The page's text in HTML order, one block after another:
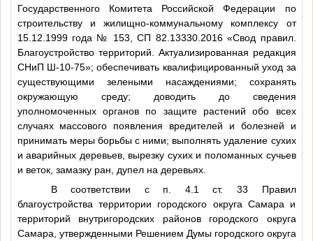
Государственного Комитета Российской Федерации по
строительству и жилищно-коммунальному комплексу от
15.12.1999 года № 153, СП 82.13330.2016 «Свод правил.
Благоустройство территорий. Актуализированная редакция
СНиП Ш-10-75»; обеспечивать квалифицированный уход за
существующими зелеными насаждениями; сохранять
окружающую среду; доводить до сведения
уполномоченных органов по защите растений обо всех
случаях массового появления вредителей и болезней и
принимать меры борьбы с ними; выполнять удаление сухих
и аварийных деревьев, вырезку сухих и поломанных сучьев
и веток, замазку ран, дупел на деревьях.
В соответствии с п. 4.1 ст. 33 Правил
благоустройства территории городского округа Самара и
территорий внутригородских районов городского округа
Самара, утвержденными Решением Думы городского округа